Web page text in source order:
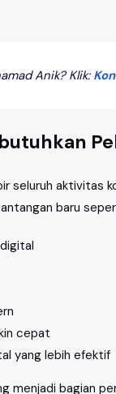
Anik? Klik:
seluruh aktivitas
baru
cepat
yang lebih efektif
menjadi bagian